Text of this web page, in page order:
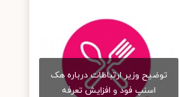
توضیح وزیر ارتباطات درباره هک
اسنپ‌ فود و افزایش تعرفه